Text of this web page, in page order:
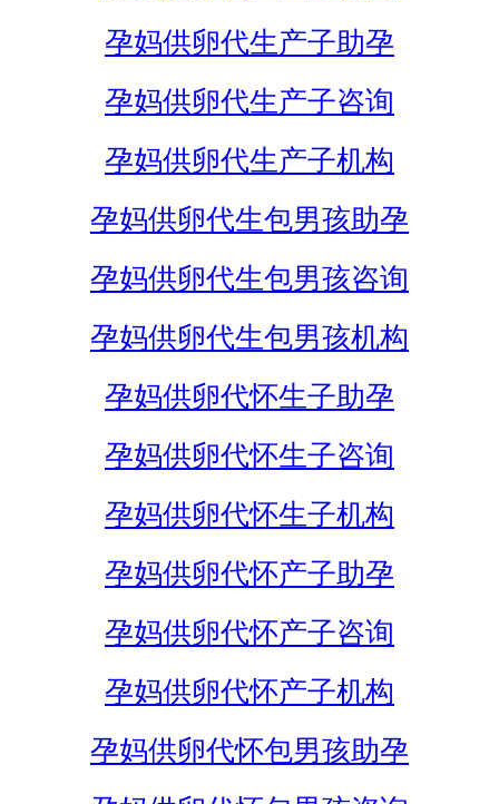
孕妈供卵代生产子助孕
孕妈供卵代生产子咨询
孕妈供卵代生产子机构
孕妈供卵代生包男孩助孕
孕妈供卵代生包男孩咨询
孕妈供卵代生包男孩机构
孕妈供卵代怀生子助孕
孕妈供卵代怀生子咨询
孕妈供卵代怀生子机构
孕妈供卵代怀产子助孕
孕妈供卵代怀产子咨询
孕妈供卵代怀产子机构
孕妈供卵代怀包男孩助孕